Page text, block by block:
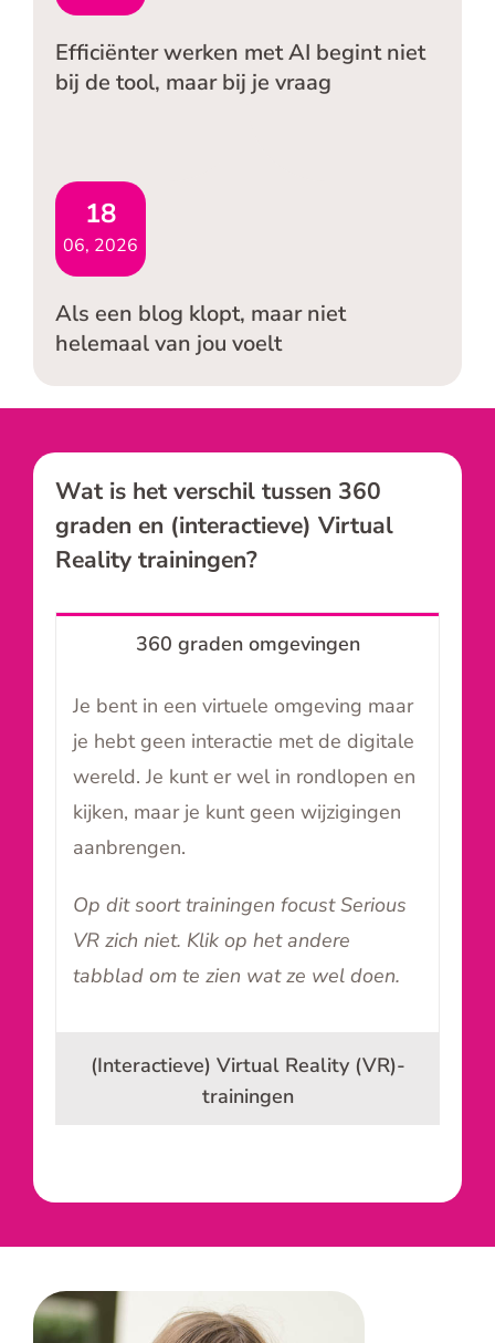
Efficiënter werken met AI begint niet
bij de tool, maar bij je vraag
18
06, 2026
Als een blog klopt, maar niet
helemaal van jou voelt
Wat is het verschil tussen 360
graden en (interactieve) Virtual
Reality trainingen?
360 graden omgevingen
Je bent in een virtuele omgeving maar
je hebt geen interactie met de digitale
wereld. Je kunt er wel in rondlopen en
kijken, maar je kunt geen wijzigingen
aanbrengen.
Op dit soort trainingen focust Serious
VR zich niet. Klik op het andere
tabblad om te zien wat ze wel doen.
(Interactieve) Virtual Reality (VR)-
trainingen